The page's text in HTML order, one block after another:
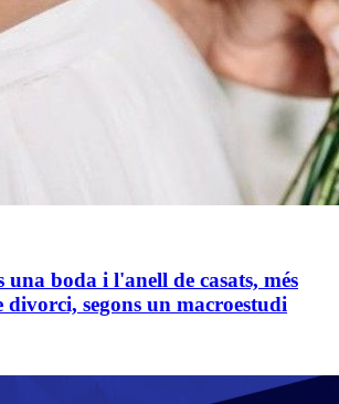
una boda i l'anell de casats, més
divorci, segons un macroestudi